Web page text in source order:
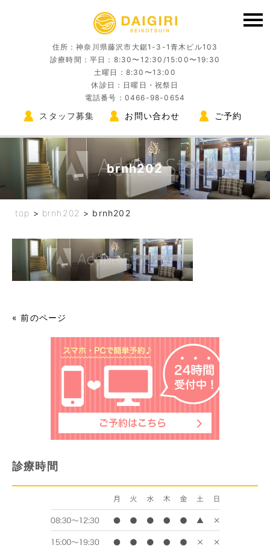
住所：神奈川県藤沢市大鋸1-3-1青木ビル103
診療時間：平日：8:30〜12:30/15:00〜19:30
土曜日：8:30〜13:00
休診日：日曜日・祝祭日
電話番号：0466-98-0654
スタッフ募集 お問い合わせ ご予約
brnh202
top > brnh202 > brnh202
« 前のページ
診療時間